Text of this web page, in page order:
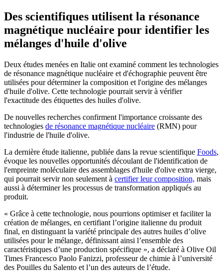
Des scientifiques utilisent la résonance
magnétique nucléaire pour identifier les
mélanges d'huile d'olive
Deux études menées en Italie ont examiné comment les technologies
de résonance magnétique nucléaire et d'échographie peuvent être
utilisées pour déterminer la composition et l'origine des mélanges
d'huile d'olive. Cette technologie pourrait servir à vérifier
l'exactitude des étiquettes des huiles d'olive.
De nouvelles recherches confirment l'importance croissante des
technologies de résonance magnétique nucléaire (RMN) pour
l'industrie de l'huile d'olive.
La dernière étude italienne, publiée dans la revue scientifique Foods,
évoque les nouvelles opportunités découlant de l'identification de
l'empreinte moléculaire des assemblages d'huile d'olive extra vierge,
qui pourrait servir non seulement à certifier leur composition, mais
aussi à déterminer les processus de transformation appliqués au
produit.
« Grâce à cette technologie, nous pourrions optimiser et faciliter la
création de mélanges, en certifiant l’origine italienne du produit
final, en distinguant la variété principale des autres huiles d’olive
utilisées pour le mélange, définissant ainsi l’ensemble des
caractéristiques d’une production spécifique », a déclaré à Olive Oil
Times Francesco Paolo Fanizzi, professeur de chimie à l’université
des Pouilles du Salento et l’un des auteurs de l’étude.